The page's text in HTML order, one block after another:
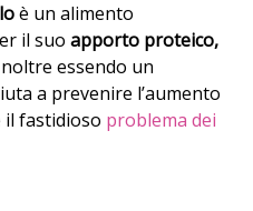
è un alimento
il suoapporto proteico,
essendo un
a prevenire l’aumento
il fastidioso problema dei